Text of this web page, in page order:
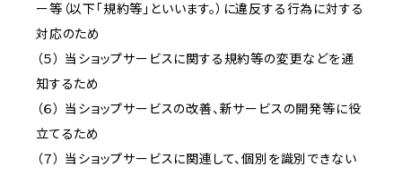
ー等（以下「規約等」といいます。）に違反する行為に対する
対応のため
（５） 当ショップサービスに関する規約等の変更などを通
知するため
（６） 当ショップサービスの改善、新サービスの開発等に役
立てるため
（７） 当ショップサービスに関連して、個別を識別できない